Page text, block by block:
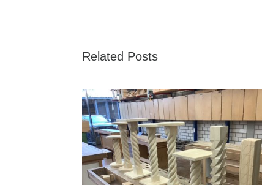
Related Posts